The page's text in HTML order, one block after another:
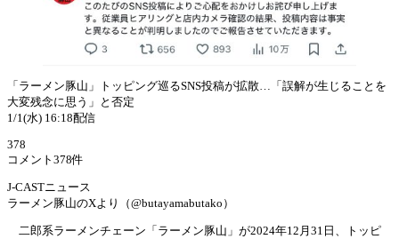
「ラーメン豚山」トッピング巡るSNS投稿が拡散…「誤解が生じることを
大変残念に思う」と否定
1/1(水) 16:18配信
378
コメント378件
J-CASTニュース
ラーメン豚山のXより（@butayamabutako）
二郎系ラーメンチェーン「ラーメン豚山」が2024年12月31日、トッピ